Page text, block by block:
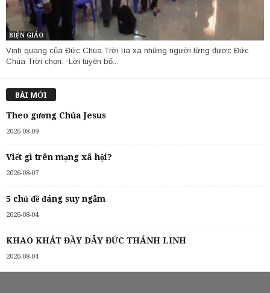
BIỆN GIÁO
Vinh quang của Đức Chúa Trời lìa xa những người từng được Đức
Chúa Trời chọn. -Lời tuyên bố...
BÀI MỚI
Theo gương Chúa Jesus
2026-08-09
Viết gì trên mạng xã hội?
2026-08-07
5 chủ đề đáng suy ngẫm
2026-08-04
KHAO KHÁT ĐẦY DẪY ĐỨC THÁNH LINH
2026-08-04